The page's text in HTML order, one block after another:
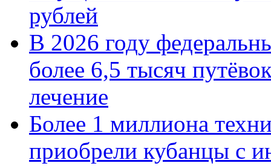
рублей
В 2026 году
более 6,5 тысяч
лечение
Более 1 миллиона
приобрели кубанцы с